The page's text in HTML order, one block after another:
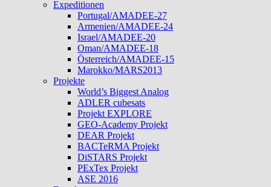
Expeditionen
Portugal/AMADEE-27
Armenien/AMADEE-24
Israel/AMADEE-20
Oman/AMADEE-18
Österreich/AMADEE-15
Marokko/MARS2013
Projekte
World’s Biggest Analog
ADLER cubesats
Projekt EXPLORE
GEO-Academy Projekt
DEAR Projekt
BACTeRMA Projekt
DiSTARS Projekt
PExTex Projekt
ASE 2016